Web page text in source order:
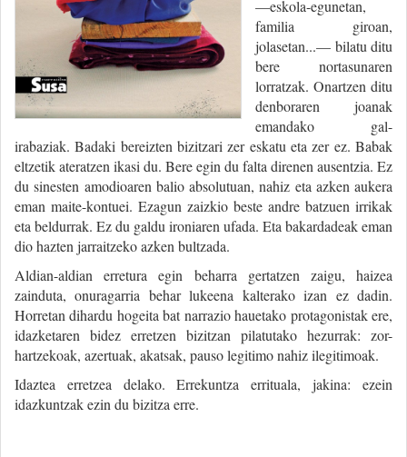
—eskola-egunetan,
familia giroan,
jolasetan...— bilatu ditu
bere nortasunaren
lorratzak. Onartzen ditu
denboraren joanak
emandako gal-
irabaziak. Badaki bereizten bizitzari zer eskatu eta zer ez. Babak
eltzetik ateratzen ikasi du. Bere egin du falta direnen ausentzia. Ez
du sinesten amodioaren balio absolutuan, nahiz eta azken aukera
eman maite-kontuei. Ezagun zaizkio beste andre batzuen irrikak
eta beldurrak. Ez du galdu ironiaren ufada. Eta bakardadeak eman
dio hazten jarraitzeko azken bultzada.
Aldian-aldian erretura egin beharra gertatzen zaigu, haizea
zainduta, onuragarria behar lukeena kalterako izan ez dadin.
Horretan dihardu hogeita bat narrazio hauetako protagonistak ere,
idazketaren bidez erretzen bizitzan pilatutako hezurrak: zor-
hartzekoak, azertuak, akatsak, pauso legitimo nahiz ilegitimoak.
Idaztea erretzea delako. Errekuntza errituala, jakina: ezein
idazkuntzak ezin du bizitza erre.